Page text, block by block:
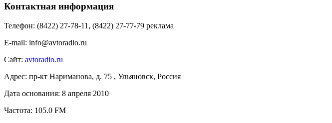
Контактная информация
Телефон: (8422) 27-78-11, (8422) 27-77-79 реклама
E-mail: info@avtoradio.ru
Сайт: avtoradio.ru
Адрес: пр-кт Нариманова, д. 75 , Ульяновск, Россия
Дата основания: 8 апреля 2010
Частота: 105.0 FM